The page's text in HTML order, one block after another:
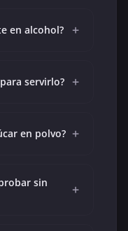
en alcohol? +
servirlo? +
en polvo? +
sin
+